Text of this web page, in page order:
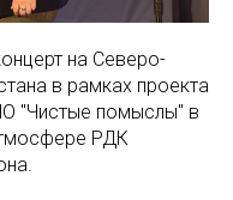
на Северо-
в рамках проекта
"Чистые помыслы" в
РДК